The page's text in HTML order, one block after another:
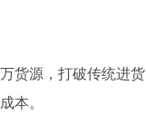
货源，打破传统进货
本。